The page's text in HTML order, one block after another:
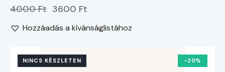
4000 Ft 3600 Ft
Hozzáadás a kívánságlistához
NINCS KÉSZLETEN -20%